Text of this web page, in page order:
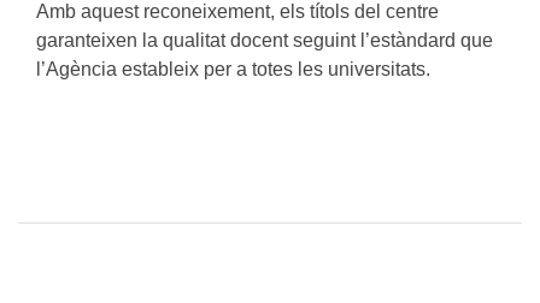
Amb aquest reconeixement, els títols del centre
garanteixen la qualitat docent seguint l’estàndard que
l’Agència estableix per a totes les universitats.